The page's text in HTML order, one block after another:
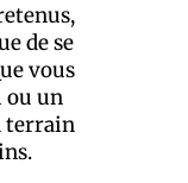
de se
vous
ou un
terrain